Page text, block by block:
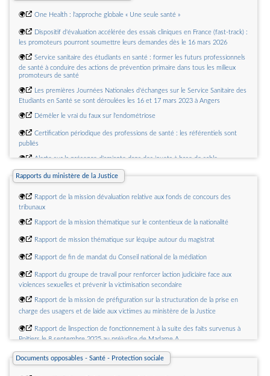
🌍
Saisie de 2,5 tonnes de résine de cannabis scellées dans des caissons
🌍 One Health : l'approche globale « Une seule santé »
🌍
Dispositif d'évaluation accélérée des essais cliniques en France (fast-track) :
les promoteurs pourront soumettre leurs demandes dès le 16 mars 2026
🌍
Service sanitaire des étudiants en santé : former les futurs professionnels
de santé à conduire des actions de prévention primaire dans tous les milieux
promoteurs de santé
🌍
Les premières Journées Nationales d'échanges sur le Service Sanitaire des
Etudiants en Santé se sont déroulées les 16 et 17 mars 2023 à Angers
🌍 Démêler le vrai du faux sur l'endométriose
🌍
Certification périodique des professions de santé : les référentiels sont
publiés
🌍 Alerte sur la présence d'amiante dans des jouets à base de sable
🌍 Hygiène de l'habitat et des locaux
🌍
10 mesures d'urgence pour le repérage et l'intervention précoce en santé
mentale
Rapports du ministère de la Justice
🌍
Rapport de la mission dévaluation relative aux fonds de concours des
tribunaux
🌍 Rapport de la mission thématique sur le contentieux de la nationalité
🌍 Rapport de mission thématique sur léquipe autour du magistrat
🌍 Rapport de fin de mandat du Conseil national de la médiation
🌍
Rapport du groupe de travail pour renforcer laction judiciaire face aux
violences sexuelles et prévenir la victimisation secondaire
🌍
Rapport de la mission de préfiguration sur la structuration de la prise en
charge des usagers et de laide aux victimes au ministère de la Justice
🌍
Rapport de linspection de fonctionnement à la suite des faits survenus à
Poitiers le 8 septembre 2025 au préjudice de Madame A
🌍
Rapport de la mission dappui aux États généraux de linsertion et de la
probation
Documents opposables - Santé - Protection sociale